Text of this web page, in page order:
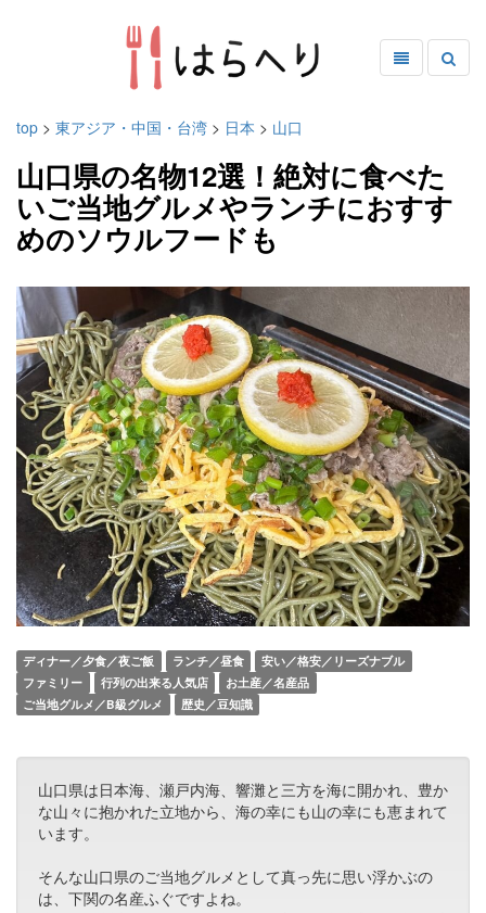
top > 東アジア・中国・台湾 > 日本 > 山口
山口県の名物12選！絶対に食べた
いご当地グルメやランチにおすす
めのソウルフードも
ディナー／夕食／夜ご飯 ランチ／昼食
安い／格安／リーズナブル
ファミリー
行列の出来る人気店
お土産／名産品
ご当地グルメ／B級グルメ
歴史／豆知識
山口県は日本海、瀬戸内海、響灘と三方を海に開かれ、豊か
な山々に抱かれた立地から、海の幸にも山の幸にも恵まれて
います。
そんな山口県のご当地グルメとして真っ先に思い浮かぶの
は、下関の名産ふぐですよね。